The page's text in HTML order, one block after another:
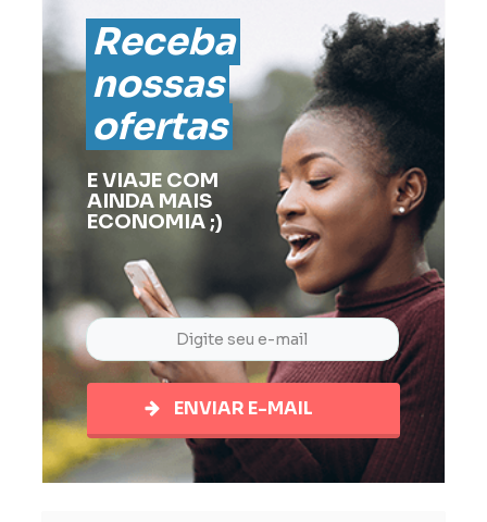
Receba
nossas
ofertas
E VIAJE COM
AINDA MAIS
ECONOMIA ;)
ENVIAR E-MAIL